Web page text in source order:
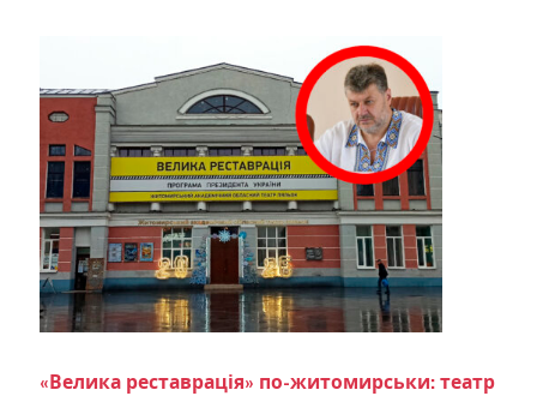
«Велика реставрація» по-житомирськи: театр